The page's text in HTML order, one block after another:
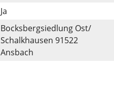
Ja
Bocksbergsiedlung Ost/
Schalkhausen 91522
Ansbach